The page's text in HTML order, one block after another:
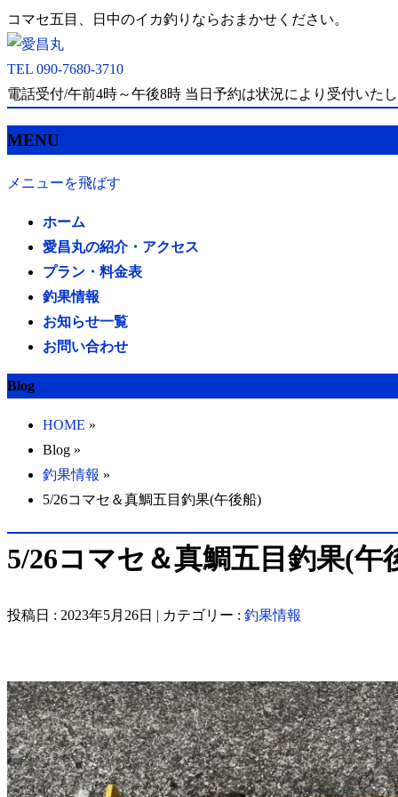
コマセ五目、日中のイカ釣りならおまかせください。
TEL 090-7680-3710
電話受付/午前4時～午後8時 当日予約は状況により受付いた
MENU
メニューを飛ばす
ホーム
愛昌丸の紹介・アクセス
プラン・料金表
釣果情報
お知らせ一覧
お問い合わせ
Blog
HOME »
Blog »
釣果情報 »
5/26コマセ＆真鯛五目釣果(午後船)
5/26コマセ＆真鯛五目釣果(午
投稿日 : 2023年5月26日 | カテゴリー : 釣果情報